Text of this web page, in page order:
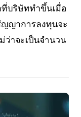
บริษัททำขึ้นเมื่อ
ญาการลงทุนจะ
ว่าจะเป็นจำนวน